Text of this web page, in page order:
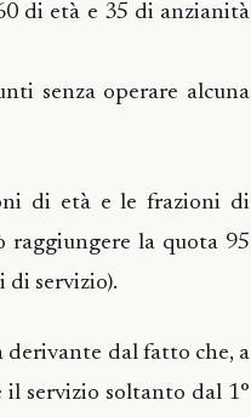
di età e 35 di anzianità
senza operare alcuna
di età e le frazioni di
raggiungere la quota 95
di servizio).
derivante dal fatto che, a
servizio soltanto dal 1°